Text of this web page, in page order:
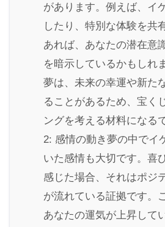
があります。例えば、イ
したり、特別な体験を共
あれば、あなたの潜在意
を暗示しているかもしれ
夢は、未来の幸運や新た
ることがあるため、宝く
ングを考える材料になる
2: 感情の動き夢の中でイ
いた感情も大切です。喜
感じた場合、それはポジ
が流れている証拠です。
あなたの運気が上昇して